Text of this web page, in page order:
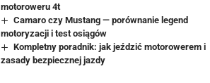
motoroweru 4t
Camaro czy Mustang — porównanie legend
motoryzacji i test osiągów
Kompletny poradnik: jak jeździć motorowerem i
zasady bezpiecznej jazdy